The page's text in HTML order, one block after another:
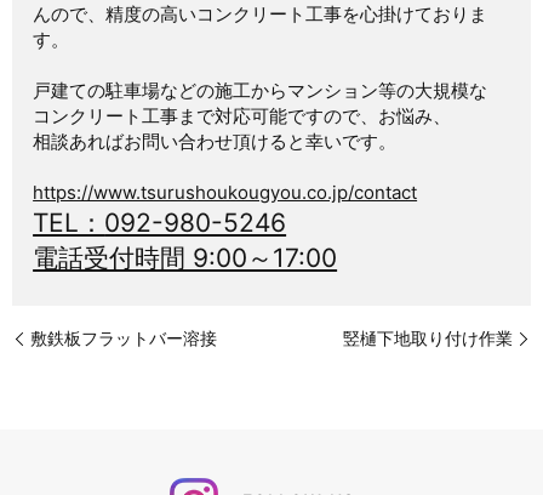
んので、精度の高いコンクリート工事を心掛けておりま
す。
戸建ての駐車場などの施工からマンション等の大規模な
コンクリート工事まで対応可能ですので、お悩み、
相談あればお問い合わせ頂けると幸いです。
https://www.tsurushoukougyou.co.jp/contact
TEL： 092-980-5246
電話受付時間 9:00～17:00
敷鉄板フラットバー溶接 竪樋下地取り付け作業